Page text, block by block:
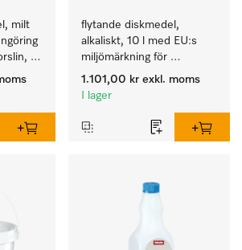
milt
flytande diskmedel,
alkaliskt, 10 l med EU:s
miljömärkning för
rengöring av vardaglig
smuts på porslin, bestick
1.101,00 kr exkl. moms
I lager